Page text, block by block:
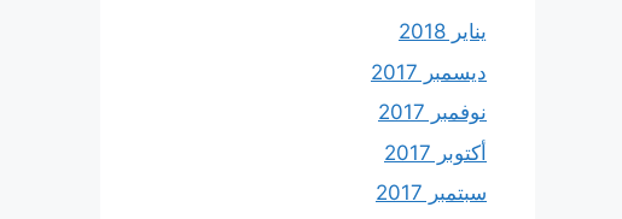
يناير 2018
ديسمبر 2017
نوفمبر 2017
أكتوبر 2017
سبتمبر 2017